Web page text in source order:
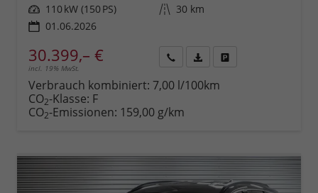
Leistung 110 kW (150 PS) Kilometerstand 30 km
01.06.2026
30.399,– €
incl. 19% MwSt.
anfordern
Datei,
Verbrauch kombiniert: 7,00 l/100km
CO2-Klasse: F
CO2-Emissionen: 159,00 g/km